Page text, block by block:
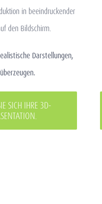
in beeindruckender
den Bildschirm.
Darstellungen,
SICH IHRE 3D-